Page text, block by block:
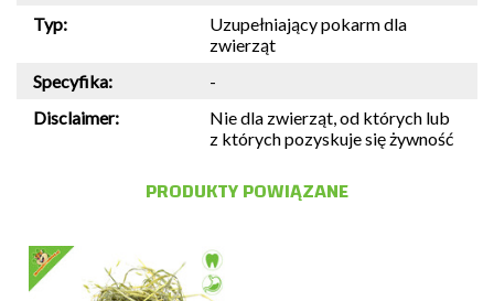
Typ:
Uzupełniający pokarm dla
zwierząt
Specyfika:
-
Disclaimer:
Nie dla zwierząt, od których lub
z których pozyskuje się żywność
PRODUKTY POWIĄZANE